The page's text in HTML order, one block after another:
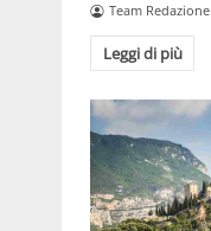
Team Redazione
Leggi di più